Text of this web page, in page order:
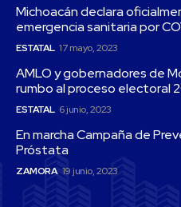
Michoacán declara
emergencia sanitaria por
ESTATAL 17 mayo, 2023
AMLO y gobernadores de
rumbo al proceso electoral
ESTATAL 6 junio, 2023
En marcha Campaña de
Próstata
ZAMORA 19 junio, 2023